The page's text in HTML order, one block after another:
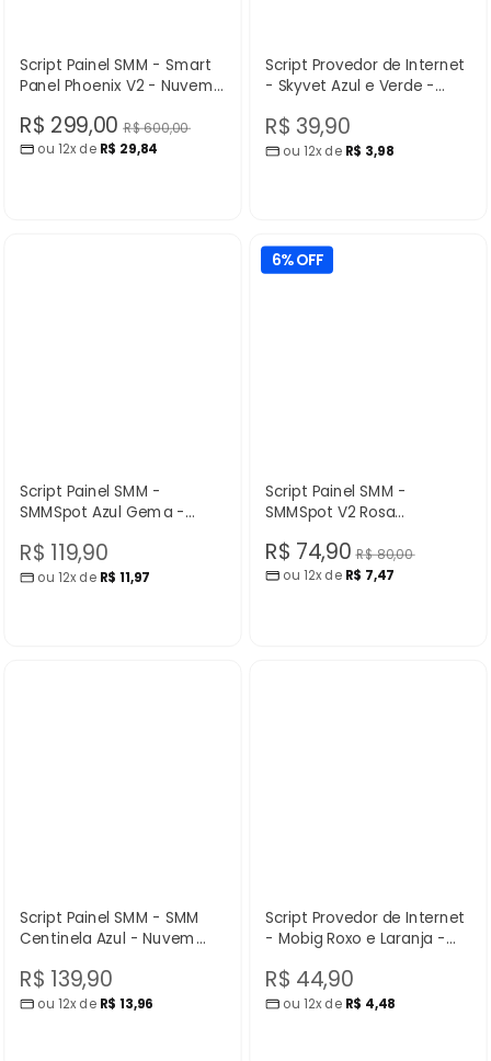
Script Painel SMM - Smart
Panel Phoenix V2 - Nuvem
Preço
normal
R$ 600,00
Preço
promocional
R$ 299,00
ou 12x de R$ 29,84
Script Provedor de Internet
- Skyvet Azul e Verde -
Preço
promocional
R$ 39,90
ou 12x de R$ 3,98
Script Painel SMM -
SMMSpot Azul Gema -
Preço
promocional
R$ 119,90
ou 12x de R$ 11,97
6% OFF
Script Painel SMM -
SMMSpot V2 Rosa
Preço
normal
R$ 80,00
Preço
promocional
R$ 74,90
ou 12x de R$ 7,47
Script Painel SMM - SMM
Centinela Azul - Nuvem
Preço
promocional
R$ 139,90
ou 12x de R$ 13,96
Script Provedor de Internet
- Mobig Roxo e Laranja -
Preço
promocional
R$ 44,90
ou 12x de R$ 4,48